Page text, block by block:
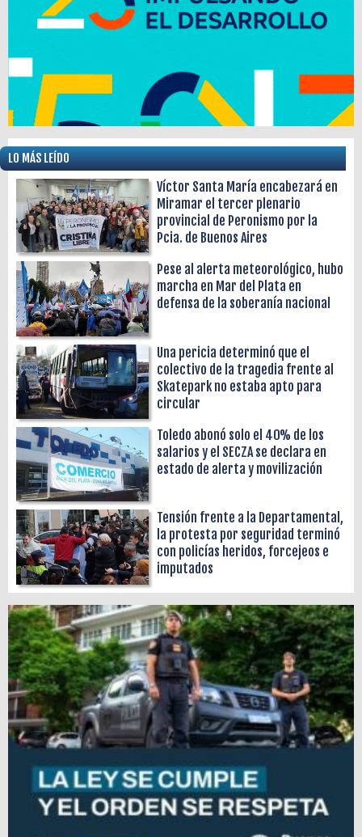
LO MÁS LEÍDO
Víctor Santa María encabezará en
Miramar el tercer plenario
provincial de Peronismo por la
Pcia. de Buenos Aires
Pese al alerta meteorológico, hubo
marcha en Mar del Plata en
defensa de la soberanía nacional
Una pericia determinó que el
colectivo de la tragedia frente al
Skatepark no estaba apto para
circular
Toledo abonó solo el 40% de los
salarios y el SECZA se declara en
estado de alerta y movilización
Tensión frente a la Departamental,
la protesta por seguridad terminó
con policías heridos, forcejeos e
imputados